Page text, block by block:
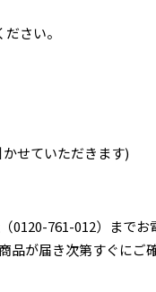
さい。
せていただきます)
761-012）まで
が届き次第すぐにご